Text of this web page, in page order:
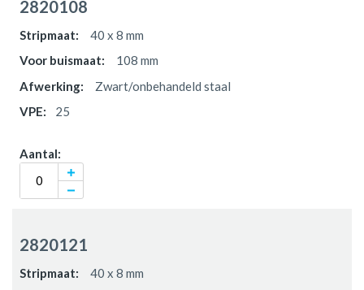
2820108
40 x 8 mm
108 mm
Zwart/onbehandeld staal
25
2820121
40 x 8 mm